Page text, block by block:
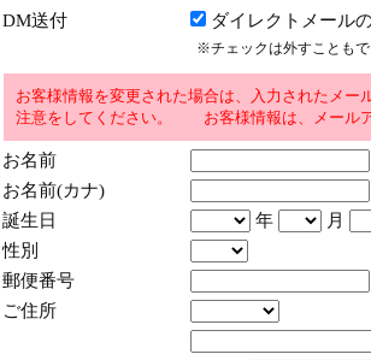
DM送付 ダイレクトメール
※チェックは外すことも
お客様情報を変更された場合は、入力されたメ
注意をしてください。 お客様情報は、メール
お名前
お名前(カナ)
誕生日
年
月
性別
郵便番号
ご住所